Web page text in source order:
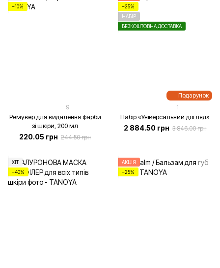
−10%
9
Ремувер для видалення фарби
зі шкіри, 200 мл
220.05 грн 244.50 грн
Подарунок
−25%
НАБІР
БЕЗКОШТОВНА ДОСТАВКА
1
Набір «Універсальний догляд»
2 884.50 грн 3 846.00 грн
ХІТ
−40%
АКЦІЯ
−25%